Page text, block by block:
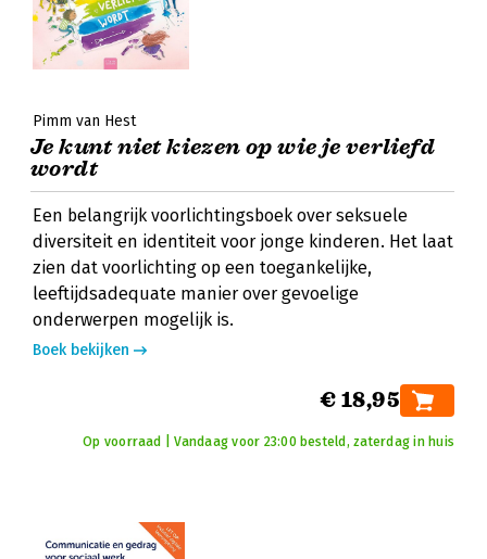
Pimm van Hest
Je kunt niet kiezen op wie je verliefd
wordt
Een belangrijk voorlichtingsboek over seksuele
diversiteit en identiteit voor jonge kinderen. Het laat
zien dat voorlichting op een toegankelijke,
leeftijdsadequate manier over gevoelige
onderwerpen mogelijk is.
Boek bekijken
€ 18,95
Op voorraad | Vandaag voor 23:00 besteld, zaterdag in huis